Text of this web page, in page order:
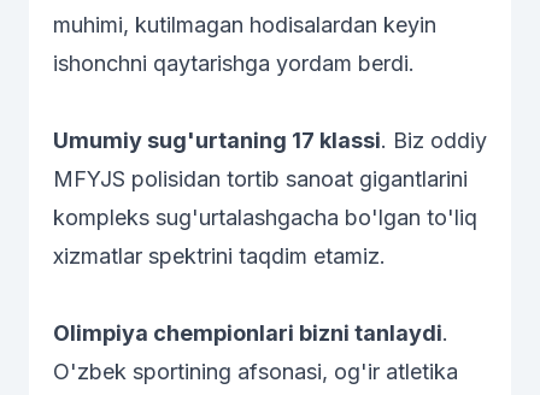
muhimi, kutilmagan hodisalardan keyin
ishonchni qaytarishga yordam berdi.
Umumiy sug'urtaning 17 klassi. Biz oddiy
MFYJS polisidan tortib sanoat gigantlarini
kompleks sug'urtalashgacha bo'lgan to'liq
xizmatlar spektrini taqdim etamiz.
Olimpiya chempionlari bizni tanlaydi.
O'zbek sportining afsonasi, og'ir atletika